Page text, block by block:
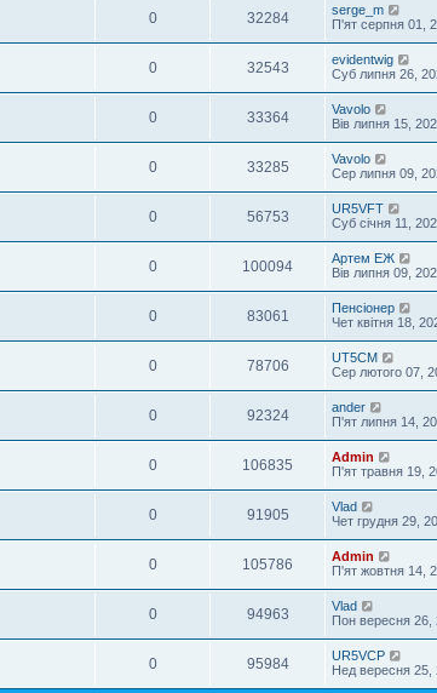
0 32284
serge_m
П'ят серпня 01,
0 32543
evidentwig
Суб липня 26,
0 33364
Vavolo
Вів липня 15,
0 33285
Vavolo
Сер липня 09,
0 56753
UR5VFT
Суб січня 11,
0 100094
Артем ЕЖ
Вів липня 09,
0 83061
Пенсіонер
Чет квітня 18,
0 78706
UT5CM
Сер лютого 07,
0 92324
ander
П'ят липня 14,
0 106835
Admin
П'ят травня 19,
0 91905
Vlad
Чет грудня 29,
0 105786
Admin
П'ят жовтня 14,
0 94963
Vlad
Пон вересня 26,
0 95984
UR5VCP
Нед вересня 25,